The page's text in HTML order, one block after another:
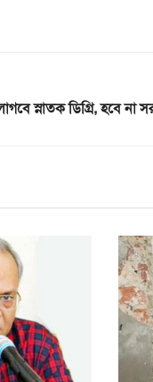
স্নাতক ডিগ্রি, হবে না